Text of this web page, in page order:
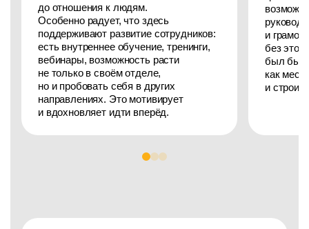
до отношения к людям.
Особенно радует, что здесь
поддерживают развитие сотрудников:
есть внутреннее обучение, тренинги,
вебинары, возможность расти
не только в своём отделе,
но и пробовать себя в других
направлениях. Это мотивирует
и вдохновляет идти вперёд.
и
без
был бы
как
и